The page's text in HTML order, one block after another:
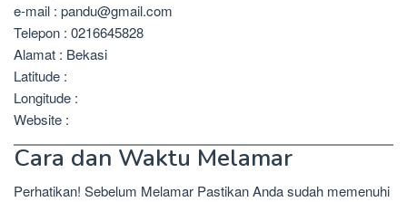
e-mail : pandu@gmail.com
Telepon : 0216645828
Alamat : Bekasi
Latitude :
Longitude :
Website :
Cara dan Waktu Melamar
Perhatikan! Sebelum Melamar Pastikan Anda sudah memenuhi